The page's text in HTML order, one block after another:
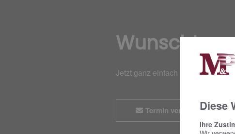
Jetzt ganz einfach und bequem
Termin vereinbarenDiese
Ihre